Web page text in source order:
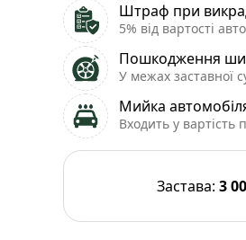
Штраф при
5% від вартості
Пошкодження
У межах заставної
Мийка
Входить у вартість
Застава: 3